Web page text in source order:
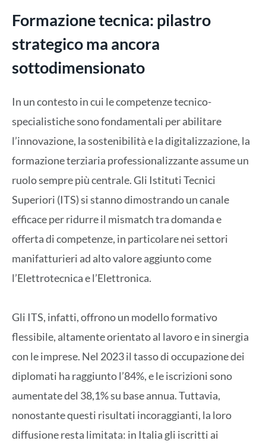
Formazione tecnica: pilastro
strategico ma ancora
sottodimensionato
In un contesto in cui le competenze tecnico-
specialistiche sono fondamentali per abilitare
l’innovazione, la sostenibilità e la digitalizzazione, la
formazione terziaria professionalizzante assume un
ruolo sempre più centrale. Gli Istituti Tecnici
Superiori (ITS) si stanno dimostrando un canale
efficace per ridurre il mismatch tra domanda e
offerta di competenze, in particolare nei settori
manifatturieri ad alto valore aggiunto come
l’Elettrotecnica e l’Elettronica.
Gli ITS, infatti, offrono un modello formativo
flessibile, altamente orientato al lavoro e in sinergia
con le imprese. Nel 2023 il tasso di occupazione dei
diplomati ha raggiunto l’84%, e le iscrizioni sono
aumentate del 38,1% su base annua. Tuttavia,
nonostante questi risultati incoraggianti, la loro
diffusione resta limitata: in Italia gli iscritti ai